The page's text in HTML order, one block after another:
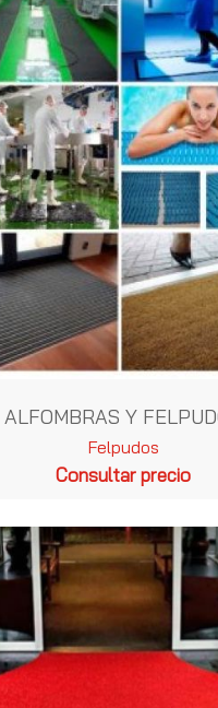
ALFOMBRAS Y
Felpudos
Consultar precio